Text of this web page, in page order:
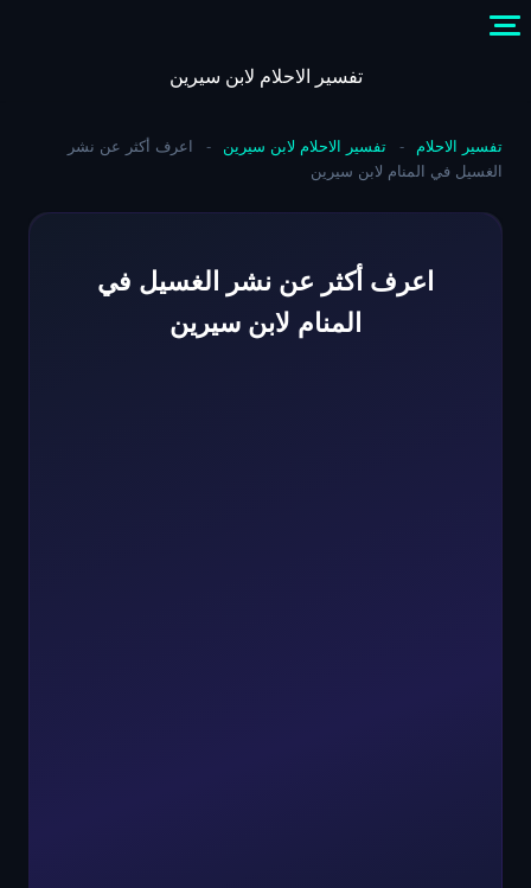
content
تفسير الاحلام لابن سيرين
تفسير الاحلام - تفسير الاحلام لابن سيرين -
اعرف أكثر عن نشر
الغسيل في المنام لابن سيرين
اعرف أكثر عن نشر الغسيل في
المنام لابن سيرين